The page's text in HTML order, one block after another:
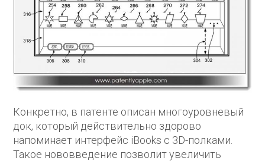
Конкретно, в патенте описан многоуровневый
док, который действительно здорово
напоминает интерфейс iBooks с 3D-полками.
Такое нововведение позволит увеличить